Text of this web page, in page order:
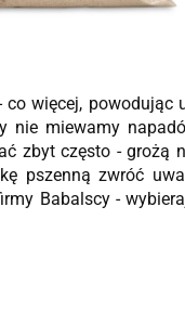
co więcej,
miewamy
zbyt często - grożą
pszenną zwróć
Babalscy -